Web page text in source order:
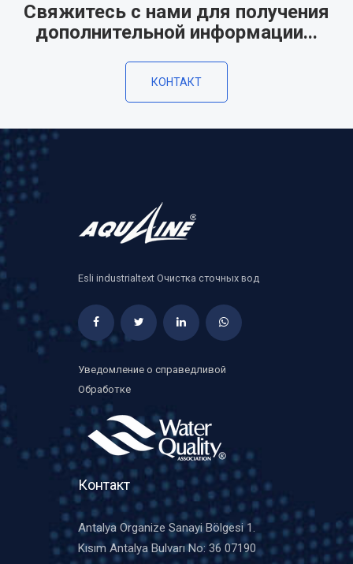
Свяжитесь с нами для получения
дополнительной информации...
КОНТАКТ
Esli industrialtext Очистка сточных вод
Уведомление о справедливой
Обработке
Контакт
Antalya Organize Sanayi Bölgesi 1.
Kısım Antalya Bulvarı No: 36 07190